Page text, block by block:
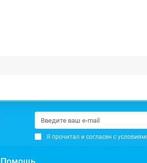
Я прочитал и согласен с
Помощь